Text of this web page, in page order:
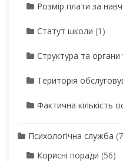
Розмір плати за
Статут школи (1)
Структура та органи
Територія
Фактична кількість
Психологічна служба
Корисні поради (56)